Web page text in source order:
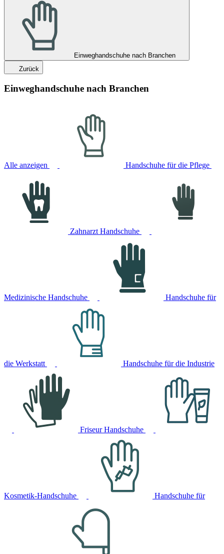
Einweghandschuhe nach Branchen
Zurück
Einweghandschuhe nach Branchen
Alle anzeigen Handschuhe für die Pflege
Zahnarzt Handschuhe
Medizinische Handschuhe Handschuhe für
die Werkstatt Handschuhe für die Industrie
Friseur Handschuhe
Kosmetik-Handschuhe Handschuhe für